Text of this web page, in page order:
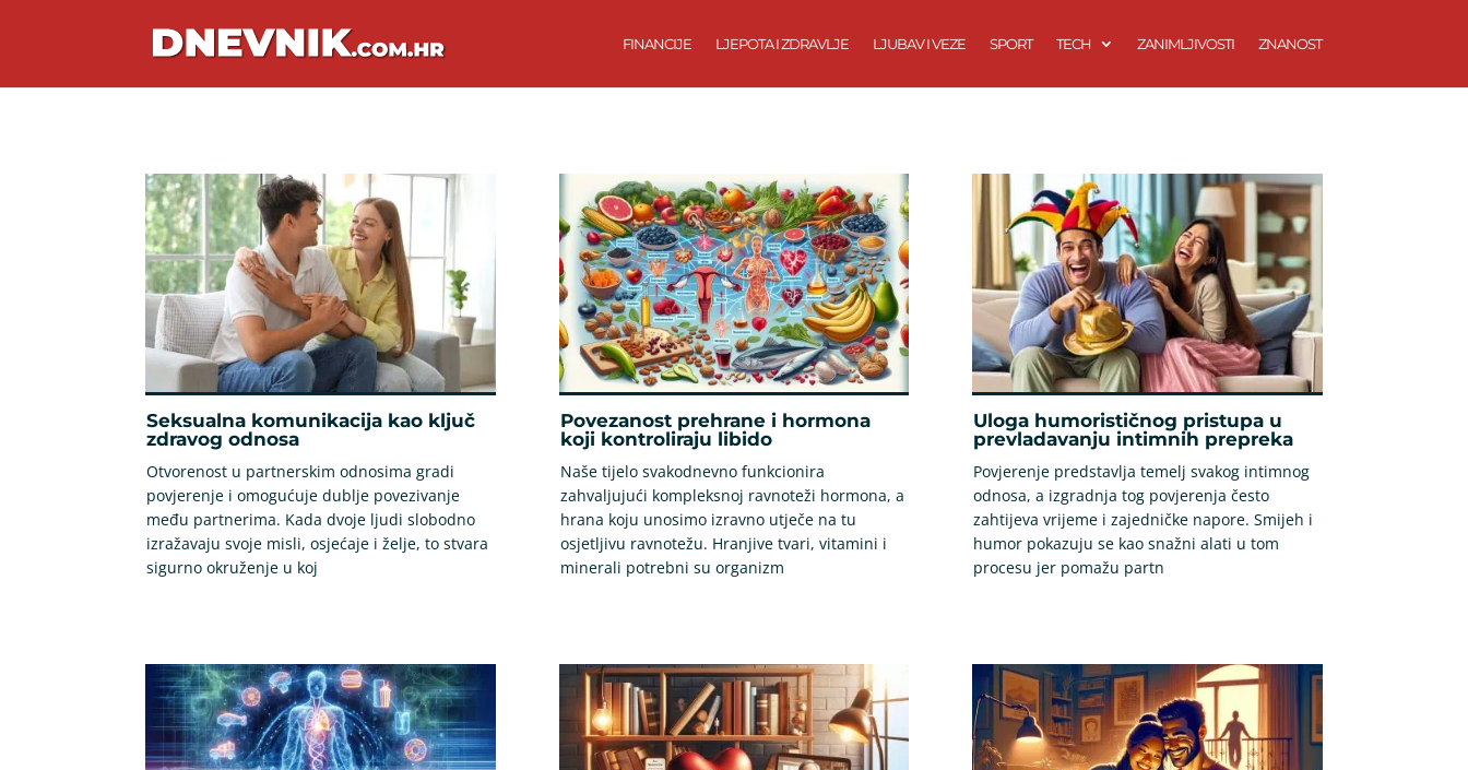
FINANCIJE LJEPOTA I ZDRAVLJE LJUBAV I VEZE SPORT TECH ZANIMLJIVOSTI ZNANOST
Seksualna komunikacija kao ključ
zdravog odnosa
Otvorenost u partnerskim odnosima gradi
povjerenje i omogućuje dublje povezivanje
među partnerima. Kada dvoje ljudi slobodno
izražavaju svoje misli, osjećaje i želje, to stvara
sigurno okruženje u koj
Povezanost prehrane i hormona
koji kontroliraju libido
Naše tijelo svakodnevno funkcionira
zahvaljujući kompleksnoj ravnoteži hormona, a
hrana koju unosimo izravno utječe na tu
osjetljivu ravnotežu. Hranjive tvari, vitamini i
minerali potrebni su organizm
Uloga humorističnog pristupa u
prevladavanju intimnih prepreka
Povjerenje predstavlja temelj svakog intimnog
odnosa, a izgradnja tog povjerenja često
zahtijeva vrijeme i zajedničke napore. Smijeh i
humor pokazuju se kao snažni alati u tom
procesu jer pomažu partn